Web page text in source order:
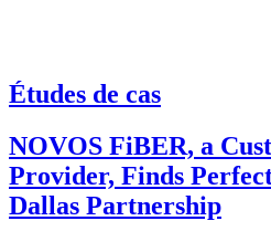
Études de cas
NOVOS FiBER, a
Provider, Finds
Dallas Partnership